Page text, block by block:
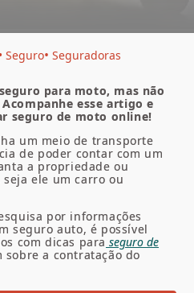
Seguro Seguradoras
seguro para moto, mas não
esse artigo e
seguro de moto online!
um meio de transporte
de poder contar com um
a propriedade ou
ele um carro ou
por informações
seguro auto, é possível
com dicas para seguro de
sobre a contratação do